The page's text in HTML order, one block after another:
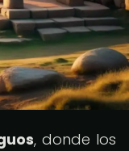
, donde los